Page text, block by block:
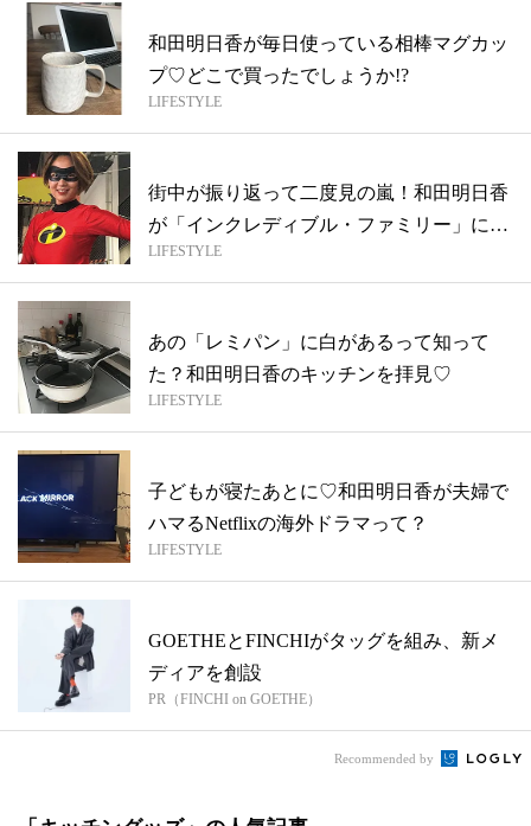
和田明日香が毎日使っている相棒マグカッ
プ♡どこで買ったでしょうか!?
LIFESTYLE
街中が振り返って二度見の嵐！和田明日香
が「インクレディブル・ファミリー」にな
った...
LIFESTYLE
あの「レミパン」に白があるって知って
た？和田明日香のキッチンを拝見♡
LIFESTYLE
子どもが寝たあとに♡和田明日香が夫婦で
ハマるNetflixの海外ドラマって？
LIFESTYLE
GOETHEとFINCHIがタッグを組み、新メ
ディアを創設
PR（FINCHI on GOETHE）
Recommended by